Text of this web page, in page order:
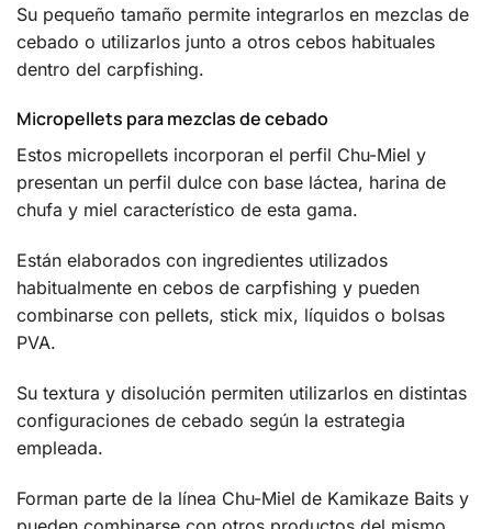
Su pequeño tamaño permite integrarlos en mezclas de
cebado o utilizarlos junto a otros cebos habituales
dentro del carpfishing.
Micropellets para mezclas de cebado
Estos micropellets incorporan el perfil Chu-Miel y
presentan un perfil dulce con base láctea, harina de
chufa y miel característico de esta gama.
Están elaborados con ingredientes utilizados
habitualmente en cebos de carpfishing y pueden
combinarse con pellets, stick mix, líquidos o bolsas
PVA.
Su textura y disolución permiten utilizarlos en distintas
configuraciones de cebado según la estrategia
empleada.
Forman parte de la línea Chu-Miel de Kamikaze Baits y